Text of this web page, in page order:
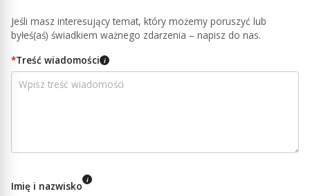
Jeśli masz interesujący temat, który możemy poruszyć lub
byłeś(aś) świadkiem ważnego zdarzenia – napisz do nas.
*Treść wiadomości i
Imię i nazwisko i